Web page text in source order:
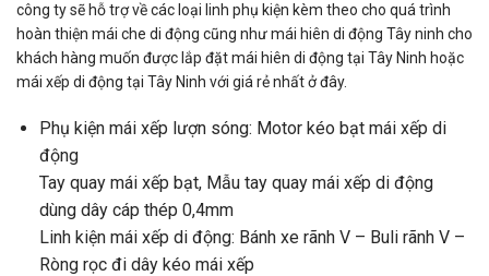
công ty sẽ hỗ trợ về các loại linh phụ kiện kèm theo cho quá trình
hoàn thiện mái che di động cũng như mái hiên di động Tây ninh cho
khách hàng muốn được lắp đặt mái hiên di động tại Tây Ninh hoặc
mái xếp di động tại Tây Ninh với giá rẻ nhất ở đây.
Phụ kiện mái xếp lượn sóng: Motor kéo bạt mái xếp di
động
Tay quay mái xếp bạt, Mẫu tay quay mái xếp di động
dùng dây cáp thép 0,4mm
Linh kiện mái xếp di động: Bánh xe rãnh V – Buli rãnh V –
Ròng rọc đi dây kéo mái xếp